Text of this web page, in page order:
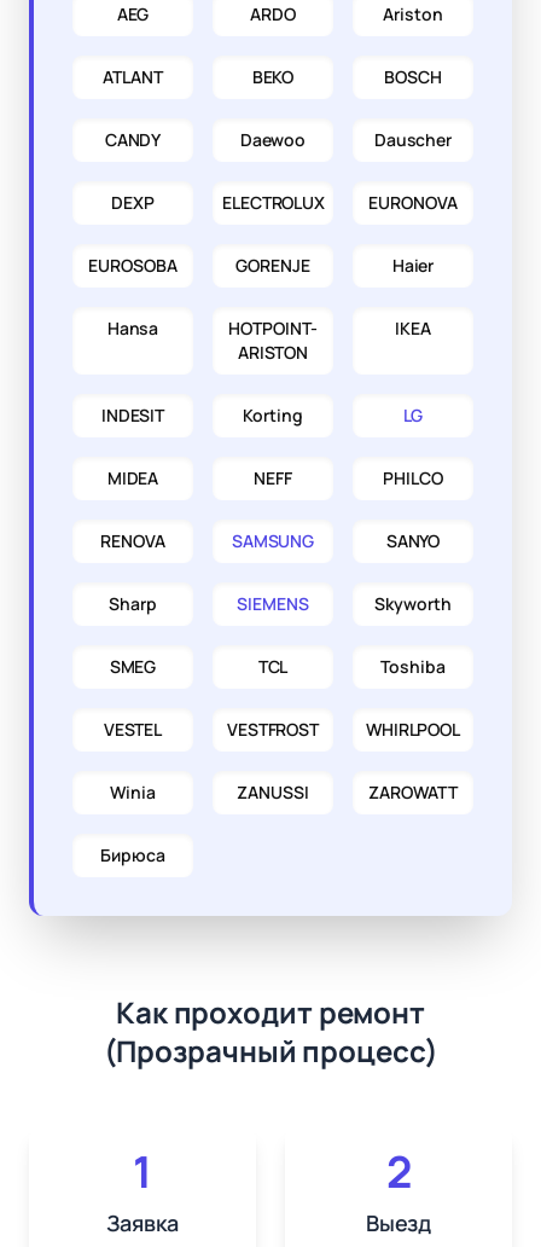
AEG ARDO Ariston
ATLANT BEKO BOSCH
CANDY Daewoo Dauscher
DEXP ELECTROLUX EURONOVA
EUROSOBA GORENJE Haier
Hansa
HOTPOINT-
ARISTON
IKEA
INDESIT Korting LG
MIDEA NEFF PHILCO
RENOVA SAMSUNG SANYO
Sharp SIEMENS Skyworth
SMEG TCL Toshiba
VESTEL VESTFROST WHIRLPOOL
Winia ZANUSSI ZAROWATT
Бирюса
Как проходит ремонт
(Прозрачный процесс)
1
Заявка
2
Выезд